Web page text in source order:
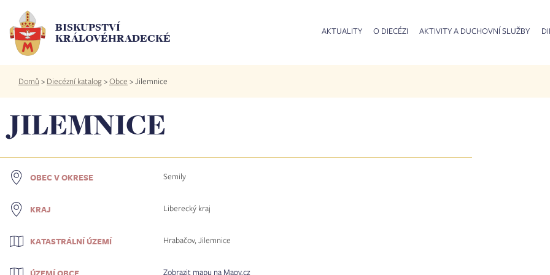
hlavnímu
obsahu
BISKUPSTVÍ
KRÁLOVÉHRADECKÉ
AKTUALITY O DIECÉZI AKTIVITY A DUCHOVNÍ SLUŽBY
Drobečková
navigace
Domů > Diecézní katalog>Obce >Jilemnice
JILEMNICE
OBEC V OKRESE Semily
KRAJ Liberecký kraj
KATASTRÁLNÍ ÚZEMÍ Hrabačov, Jilemnice
Zobrazit mapu na Mapy.cz